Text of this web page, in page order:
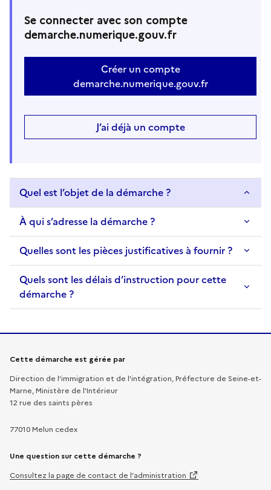
Se connecter avec son compte
demarche.numerique.gouv.fr
Créer un compte
demarche.numerique.gouv.fr
J’ai déjà un compte
Quel est l’objet de la démarche ?
À qui s’adresse la démarche ?
Quelles sont les pièces justificatives à fournir ?
Quels sont les délais d’instruction pour cette
démarche ?
Informations sur la démarche
Cette démarche est gérée par
Direction de l'immigration et de l'intégration, Préfecture de Seine-et-
Marne, Ministère de l'Intérieur
12 rue des saints pères
77010 Melun cedex
Une question sur cette démarche ?
Consultez la page de contact de l’administration